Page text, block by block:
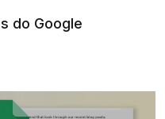
do Google